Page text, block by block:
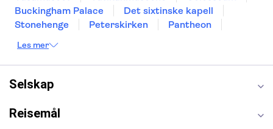
Buckingham Palace
Det sixtinske kapell
Stonehenge
Peterskirken
Pantheon
Burj Khalifa
Alcatraz
Alhambra
Harry Potter Studios
Anne Franks hus
Blue Lagoon
Les mer
Selskap
Reisemål